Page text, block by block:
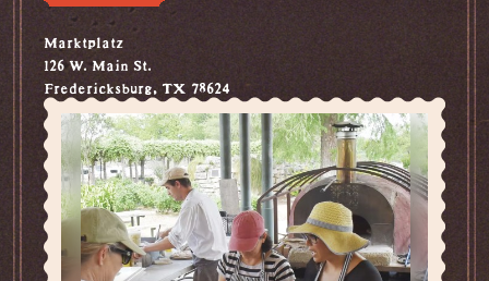
Marktplatz
126 W. Main St.
Fredericksburg, TX 78624